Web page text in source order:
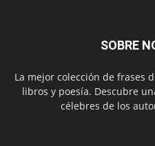
SOBRE
La mejor colección de frases
libros y poesía. Descubre
célebres de los